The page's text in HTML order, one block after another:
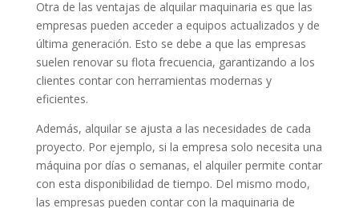
Otra de las ventajas de alquilar maquinaria es que las
empresas pueden acceder a equipos actualizados y de
última generación. Esto se debe a que las empresas
suelen renovar su flota frecuencia, garantizando a los
clientes contar con herramientas modernas y
eficientes.
Además, alquilar se ajusta a las necesidades de cada
proyecto. Por ejemplo, si la empresa solo necesita una
máquina por días o semanas, el alquiler permite contar
con esta disponibilidad de tiempo. Del mismo modo,
las empresas pueden contar con la maquinaria de